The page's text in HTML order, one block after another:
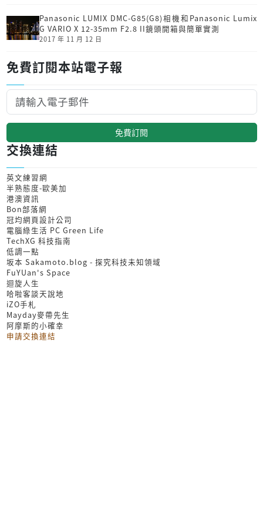
Panasonic LUMIX DMC-G85(G8)相機和Panasonic Lumix
G VARIO X 12-35mm F2.8 II鏡頭開箱與簡單實測
2017 年 11 月 12 日
免費訂閱本站電子報
免費訂閱
交換連結
英文練習網
半熟態度-歐美加
港澳資訊
Bon部落網
冠均網頁設計公司
電腦綠生活 PC Green Life
TechXG 科技指南
低調一點
坂本 Sakamoto.blog - 探究科技未知領域
FuYUan's Space
迴旋人生
哈啦客談天說地
iZO手札
Mayday麥帶先生
阿摩斯的小確幸
申請交換連結